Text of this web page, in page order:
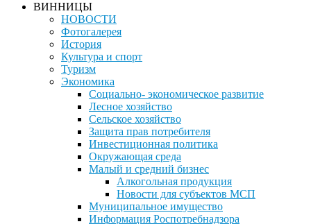
ВИННИЦЫ
НОВОСТИ
Фотогалерея
История
Культура и спорт
Туризм
Экономика
Социально- экономическое развитие
Лесное хозяйство
Сельское хозяйство
Защита прав потребителя
Инвестиционная политика
Окружающая среда
Малый и средний бизнес
Алкогольная продукция
Новости для субъектов МСП
Муниципальное имущество
Информация Роспотребнадзора